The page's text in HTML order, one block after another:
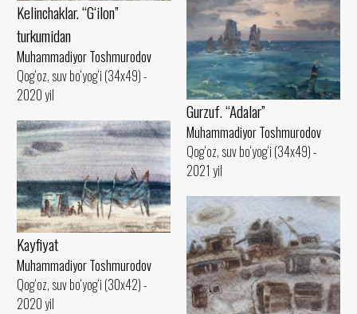
Kelinchaklar. “G‘ilon”
turkumidan
Muhammadiyor Toshmurodov
Qog‘oz, suv bo‘yog‘i (34x49) -
2020 yil
Gurzuf. “Adalar”
Muhammadiyor Toshmurodov
Qog‘oz, suv bo‘yog‘i (34x49) -
2021 yil
Kayfiyat
Muhammadiyor Toshmurodov
Qog‘oz, suv bo‘yog‘i (30x42) -
2020 yil